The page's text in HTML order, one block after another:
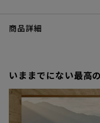
商品詳細
いままでにない最高